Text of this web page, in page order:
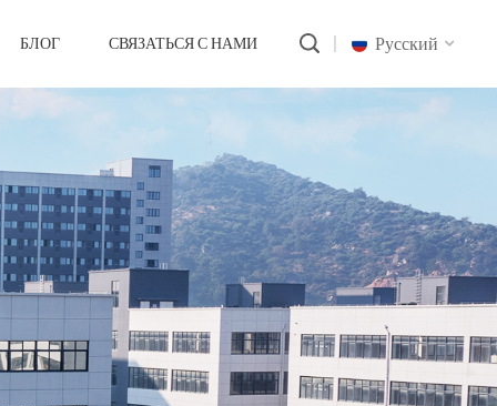
БЛОГ СВЯЗАТЬСЯ С НАМИ Русский
русский
português
العربية
中文